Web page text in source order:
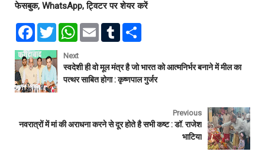
फेसबुक, WhatsApp, ट्विटर पर शेयर करें
F
e
b
o
o
k
T
w
t
t
e
r
W
t
s
A
p
E
l
T
l
r
e
Next
स्वदेशी ही वो मूल मंत्र है जो भारत को आत्मनिर्भर बनाने में मील का
पत्थर साबित होगा : कृष्णपाल गुर्जर
Previous
नवरात्रों में मां की अराधना करने से दूर होते है सभी कष्ट : डॉ. राजेश
भाटिया